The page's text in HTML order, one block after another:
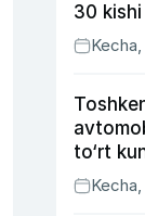
30 kishi
to‘rt
Kecha,